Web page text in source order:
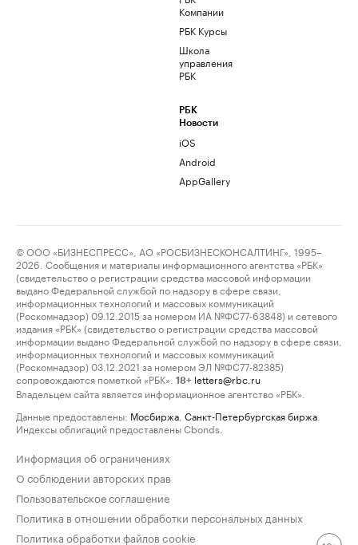
Компании
РБК Курсы
Школа
управления
РБК
РБК
Новости
iOS
Android
AppGallery
© ООО «БИЗНЕСПРЕСС», АО «РОСБИЗНЕСКОНСАЛТИНГ», 1995–
2026. Сообщения и материалы информационного агентства «РБК»
(свидетельство о регистрации средства массовой информации
выдано Федеральной службой по надзору в сфере связи,
информационных технологий и массовых коммуникаций
(Роскомнадзор) 09.12.2015 за номером ИА №ФС77-63848) и сетевого
издания «РБК» (свидетельство о регистрации средства массовой
информации выдано Федеральной службой по надзору в сфере связи,
информационных технологий и массовых коммуникаций
(Роскомнадзор) 03.12.2021 за номером ЭЛ №ФС77-82385)
сопровождаются пометкой «РБК».
18+ letters@rbc.ru
Владельцем сайта является информационное агентство «РБК».
Данные предоставлены: Мосбиржа Санкт-Петербургская биржа
Индексы облигаций предоставлены Cbonds.
Информация об ограничениях
О соблюдении авторских прав
Пользовательское соглашение
Политика в отношении обработки персональных данных
Политика обработки файлов cookie